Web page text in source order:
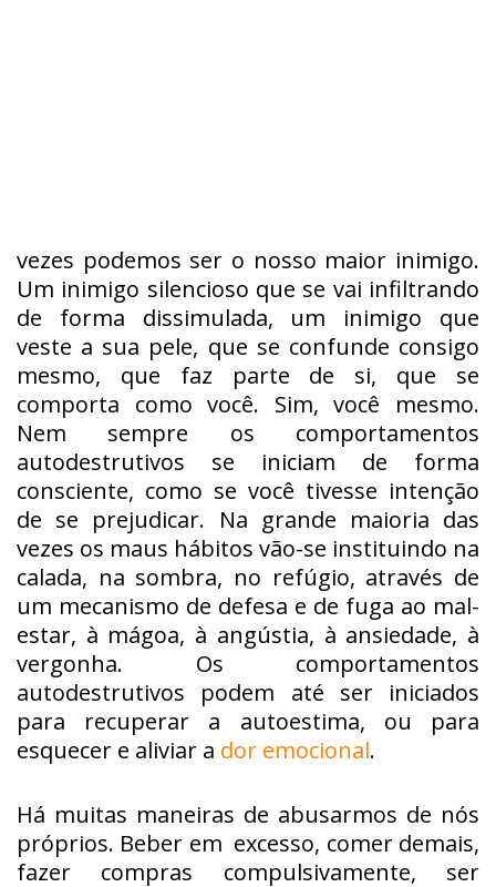
vezes podemos ser o nosso maior inimigo.
Um inimigo silencioso que se vai infiltrando
de forma dissimulada, um inimigo que
veste a sua pele, que se confunde consigo
mesmo, que faz parte de si, que se
comporta como você. Sim, você mesmo.
Nem sempre os comportamentos
autodestrutivos se iniciam de forma
consciente, como se você tivesse intenção
de se prejudicar. Na grande maioria das
vezes os maus hábitos vão-se instituindo na
calada, na sombra, no refúgio, através de
um mecanismo de defesa e de fuga ao mal-
estar, à mágoa, à angústia, à ansiedade, à
vergonha. Os comportamentos
autodestrutivos podem até ser iniciados
para recuperar a autoestima, ou para
esquecer e aliviar a dor emocional.
Há muitas maneiras de abusarmos de nós
próprios. Beber em excesso, comer demais,
fazer compras compulsivamente, ser